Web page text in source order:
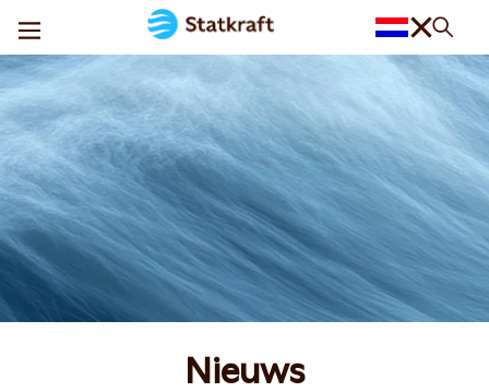
Nieuws